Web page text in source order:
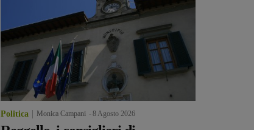
Politica Monica Campani 8 Agosto 2026